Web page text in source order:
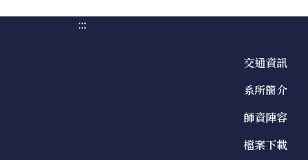
:::
交通資訊
系所簡介
師資陣容
檔案下載